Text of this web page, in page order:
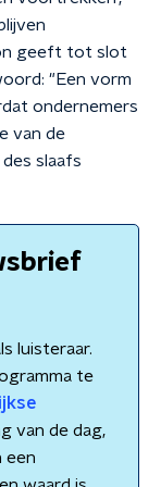
geeft tot slot
"Een vorm
ondernemers
van de
slaafs
luisteraar.
te
van de dag,
een